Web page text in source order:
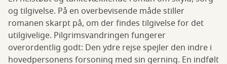
og tilgivelse. På en overbevisende måde stiller
romanen skarpt på, om der findes tilgivelse for det
utilgivelige. Pilgrimsvandringen fungerer
overordentlig godt: Den ydre rejse spejler den indre i
hovedpersonens forsoning med sin gerning. En indfølt